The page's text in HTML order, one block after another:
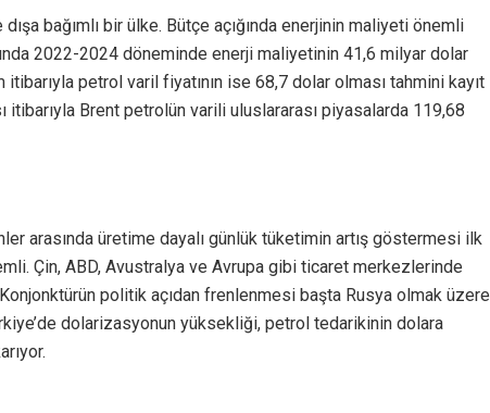
bağımlı bir ülke. Bütçe açığında enerjinin maliyeti önemli
2022-2024 döneminde enerji maliyetinin 41,6 milyar dolar
petrol varil fiyatının ise 68,7 dolar olması tahmini kayıt
itibarıyla Brent petrolün varili uluslararası piyasalarda 119,68
arasında üretime dayalı günlük tüketimin artış göstermesi ilk
Çin, ABD, Avustralya ve Avrupa gibi ticaret merkezlerinde
politik açıdan frenlenmesi başta Rusya olmak üzere
dolarizasyonun yüksekliği, petrol tedarikinin dolara